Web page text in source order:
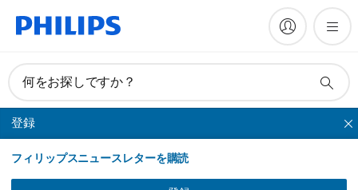
何をお探しですか？
登録
フィリップスニュースレターを購読
シリーズシェーバー